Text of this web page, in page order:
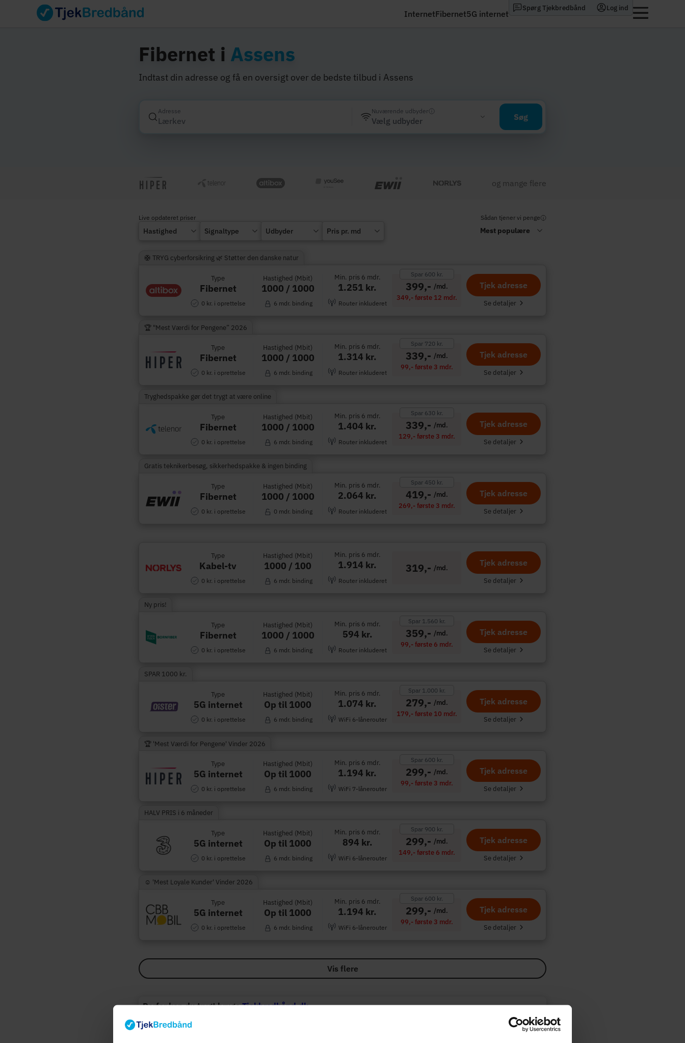
InternetFibernet5G internet
Spørg Tjekbredbånd Log ind
Fibernet i Assens
Indtast din adresse og få en oversigt over de bedste tilbud i Assens
Adresse Nuværende udbyder
Vælg udbyder Søg
og mange flere
Live opdateret priser Sådan tjener vi penge
Hastighed Signaltype Udbyder Pris pr. md
🛟 TRYG cyberforsikring 🌿 Støtter den danske natur
Type
Fibernet
0 kr. i oprettelse
Hastighed (Mbit)
1000 / 1000
6 mdr. binding
Min. pris 6 mdr.
1.251 kr.
Router inkluderet
Spar 600 kr.
399,- /md.
349,- første 12 mdr.
Tjek adresse
Se detaljer
🏆 "Mest Værdi for Pengene” 2026
Type
Fibernet
0 kr. i oprettelse
Hastighed (Mbit)
1000 / 1000
6 mdr. binding
Min. pris 6 mdr.
1.314 kr.
Router inkluderet
Spar 720 kr.
339,- /md.
99,- første 3 mdr.
Tjek adresse
Se detaljer
Tryghedspakke gør det trygt at være online
Type
Fibernet
0 kr. i oprettelse
Hastighed (Mbit)
1000 / 1000
6 mdr. binding
Min. pris 6 mdr.
1.404 kr.
Router inkluderet
Spar 630 kr.
339,- /md.
129,- første 3 mdr.
Tjek adresse
Se detaljer
Gratis teknikerbesøg, sikkerhedspakke & ingen binding
Type
Fibernet
0 kr. i oprettelse
Hastighed (Mbit)
1000 / 1000
0 mdr. binding
Min. pris 6 mdr.
2.064 kr.
Router inkluderet
Spar 450 kr.
419,- /md.
269,- første 3 mdr.
Tjek adresse
Se detaljer
Type
Kabel-tv
0 kr. i oprettelse
Hastighed (Mbit)
1000 / 100
6 mdr. binding
Min. pris 6 mdr.
1.914 kr.
Router inkluderet
319,- /md.
Tjek adresse
Se detaljer
Ny pris!
Type
Fibernet
0 kr. i oprettelse
Hastighed (Mbit)
1000 / 1000
6 mdr. binding
Min. pris 6 mdr.
594 kr.
Router inkluderet
Spar 1.560 kr.
359,- /md.
99,- første 6 mdr.
Tjek adresse
Se detaljer
SPAR 1000 kr.
Type
5G internet
0 kr. i oprettelse
Hastighed (Mbit)
Op til 1000
6 mdr. binding
Min. pris 6 mdr.
1.074 kr.
WiFi 6-lånerouter
Spar 1.000 kr.
279,- /md.
179,- første 10 mdr.
Tjek adresse
Se detaljer
🏆 'Mest Værdi for Pengene' Vinder 2026
Type
5G internet
0 kr. i oprettelse
Hastighed (Mbit)
Op til 1000
6 mdr. binding
Min. pris 6 mdr.
1.194 kr.
WiFi 7-lånerouter
Spar 600 kr.
299,- /md.
99,- første 3 mdr.
Tjek adresse
Se detaljer
HALV PRIS i 6 måneder
Type
5G internet
0 kr. i oprettelse
Hastighed (Mbit)
Op til 1000
6 mdr. binding
Min. pris 6 mdr.
894 kr.
WiFi 6-lånerouter
Spar 900 kr.
299,- /md.
149,- første 6 mdr.
Tjek adresse
Se detaljer
☺︎ 'Mest Loyale Kunder' Vinder 2026
Type
5G internet
0 kr. i oprettelse
Hastighed (Mbit)
Op til 1000
6 mdr. binding
Min. pris 6 mdr.
1.194 kr.
WiFi 6-lånerouter
Spar 600 kr.
299,- /md.
99,- første 3 mdr.
Tjek adresse
Se detaljer
Vis flere
Derfor kan du trygt brugeTjekbredbånd.dk
På Tjekbredbånd forsøger vi at give dig et overblik over dine internet muligheder. Vi rangerer de forskellige
internet pakker efter faktorer som popularitet, hastighed, priser og vores kommission. Vi bliver kompenseret